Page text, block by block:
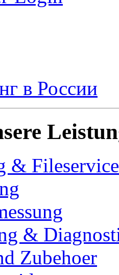
в России
& Fileservice
&
Zubehoer